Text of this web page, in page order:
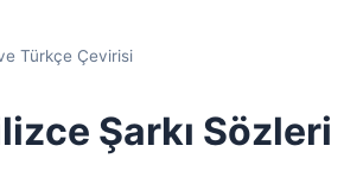
Türkçe Çevirisi
Şarkı Sözleri